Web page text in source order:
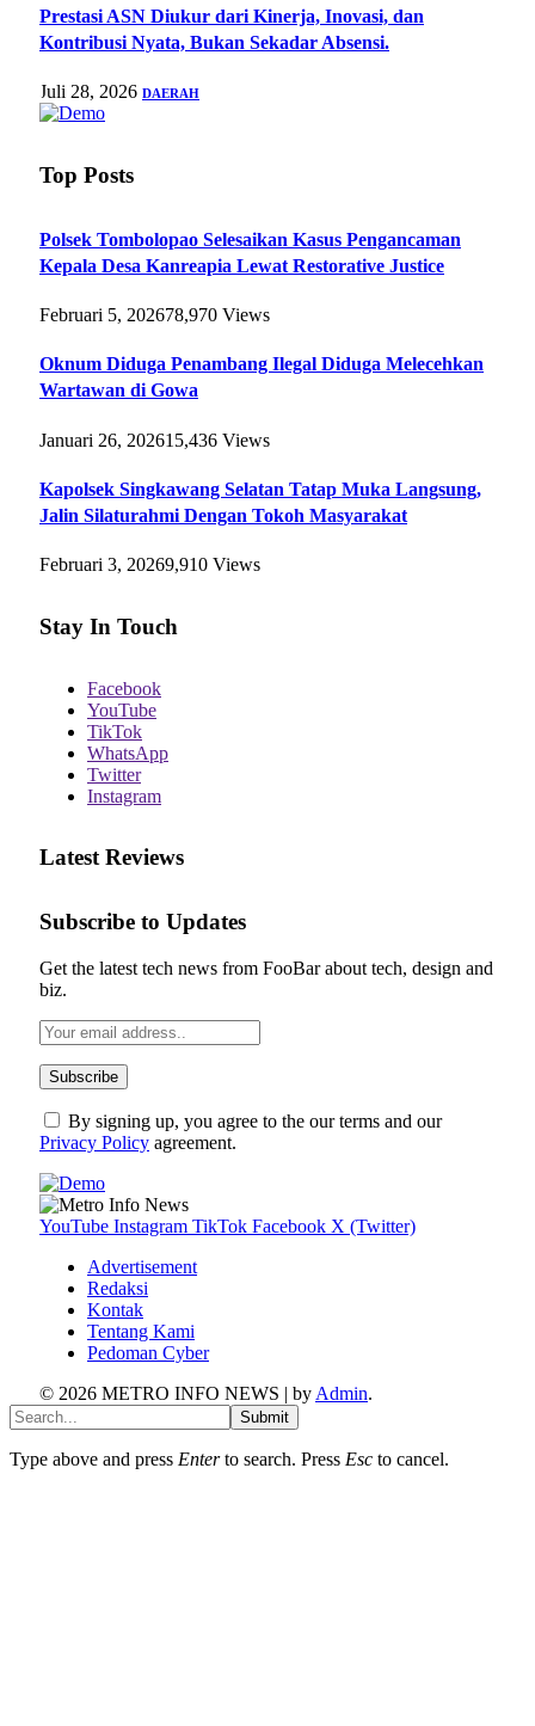
Prestasi ASN Diukur dari Kinerja, Inovasi, dan
Kontribusi Nyata, Bukan Sekadar Absensi.
Juli 28, 2026 DAERAH
Top Posts
Polsek Tombolopao Selesaikan Kasus Pengancaman
Kepala Desa Kanreapia Lewat Restorative Justice
Februari 5, 202678,970 Views
Oknum Diduga Penambang Ilegal Diduga Melecehkan
Wartawan di Gowa
Januari 26, 202615,436 Views
Kapolsek Singkawang Selatan Tatap Muka Langsung,
Jalin Silaturahmi Dengan Tokoh Masyarakat
Februari 3, 20269,910 Views
Stay In Touch
Facebook
YouTube
TikTok
WhatsApp
Twitter
Instagram
Latest Reviews
Subscribe to Updates
Get the latest tech news from FooBar about tech, design and
biz.
By signing up, you agree to the our terms and our
Privacy Policy agreement.
YouTube Instagram TikTok Facebook X (Twitter)
Advertisement
Redaksi
Kontak
Tentang Kami
Pedoman Cyber
© 2026 METRO INFO NEWS | by Admin.
Submit
Type above and press Enterto search. Press Esc to cancel.